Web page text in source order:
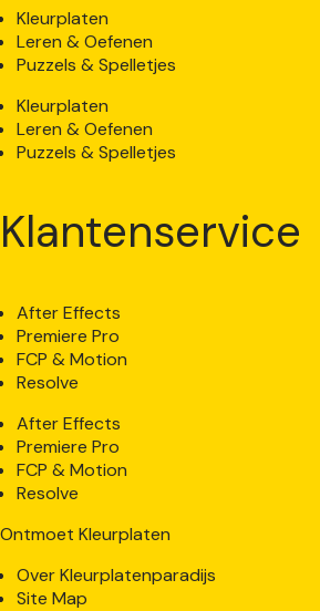
Kleurplaten
Leren & Oefenen
Puzzels & Spelletjes
Kleurplaten
Leren & Oefenen
Puzzels & Spelletjes
Klantenservice
After Effects
Premiere Pro
FCP & Motion
Resolve
After Effects
Premiere Pro
FCP & Motion
Resolve
Ontmoet Kleurplaten
Over Kleurplatenparadijs
Site Map